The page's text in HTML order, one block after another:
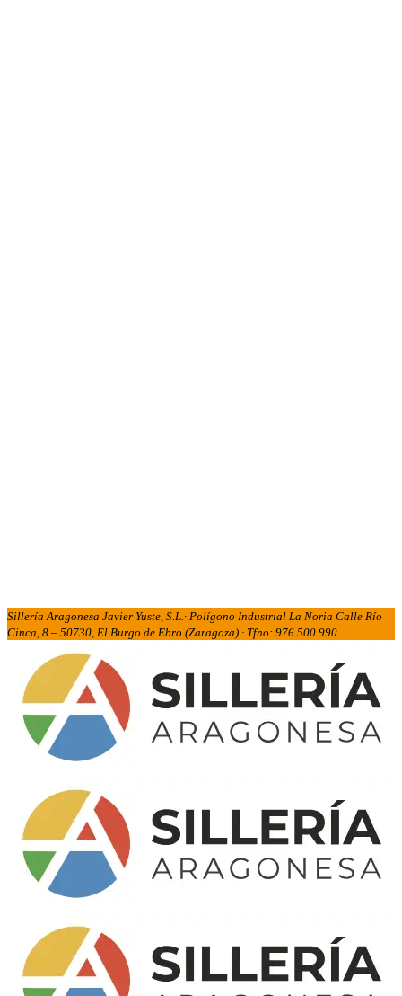
Sillería Aragonesa Javier Yuste, S.L.· Polígono Industrial La Noria Calle Río
Cinca, 8 – 50730, El Burgo de Ebro (Zaragoza) · Tfno: 976 500 990